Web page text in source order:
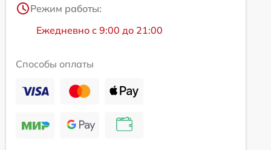
Режим работы:
Ежедневно с 9:00 до 21:00
Способы оплаты